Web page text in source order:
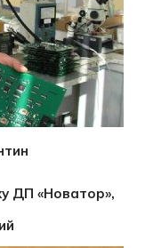
ДП «Новатор»,